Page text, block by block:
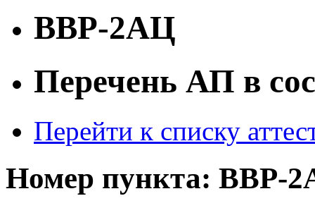
ВВР-2АЦ
Перечень АП в
Перейти к списку
Номер пункта: ВВР-